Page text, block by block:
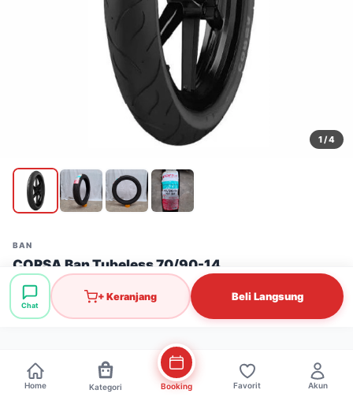
1/ 4
BAN
CORSA Ban Tubeless 70/90-14
Stok: 1 pcs
Rp197.000
Chat
+ Keranjang Beli Langsung
Home Kategori Booking Favorit Akun